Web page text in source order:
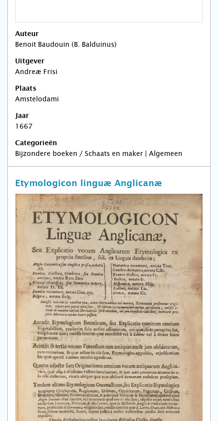
Auteur
Benoit Baudouin (B. Balduinus)
Uitgever
Andreæ Frisi
Plaats
Amstelodami
Jaar
1667
Categorieën
Bijzondere boeken / Schaats en maker | Algemeen
Etymologicon linguæ Anglicanæ